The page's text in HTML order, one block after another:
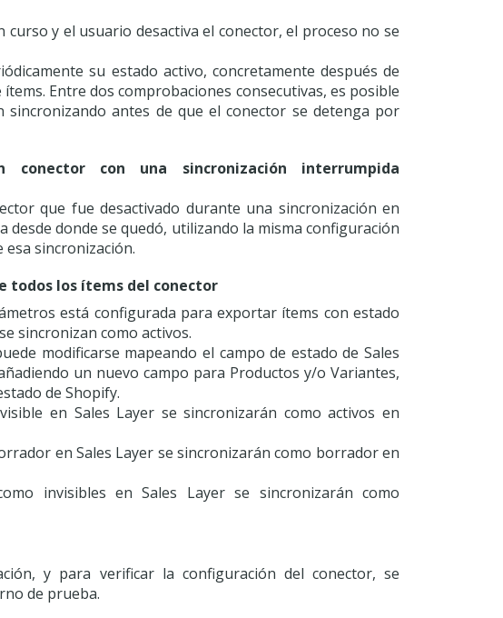
curso y el usuario desactiva el conector, el proceso no se
su estado activo, concretamente después de
Entre dos comprobaciones consecutivas, es posible
sincronizando antes de que el conector se detenga por
conector con una sincronización interrumpida
que fue desactivado durante una sincronización en
desde donde se quedó, utilizando la misma configuración
esa sincronización.
todos los ítems del conector
está configurada para exportar ítems con estado
sincronizan como activos.
modificarse mapeando el campo de estado de Sales
un nuevo campo para Productos y/o Variantes,
de Shopify.
en Sales Layer se sincronizarán como activos en
en Sales Layer se sincronizarán como borrador en
invisibles en Sales Layer se sincronizarán como
y para verificar la configuración del conector, se
de prueba.